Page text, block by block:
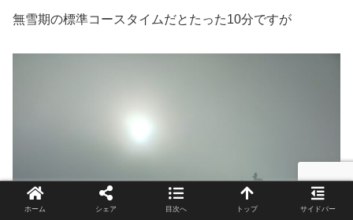
無雪期の標準コースタイムだとたった10分ですが
ホーム シェア 目次へ トップ サイドバー